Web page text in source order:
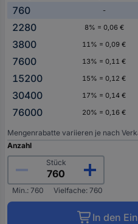
760 -
2280
8% = 0,06 €
3800
11% = 0,09 €
7600
13% = 0,11 €
15200
15% = 0,12 €
30400
17% = 0,14 €
76000
20% = 0,16 €
Mengenrabatte variieren je nach
Anzahl
Stück
Min.: 760 Vielfache: 760
In den